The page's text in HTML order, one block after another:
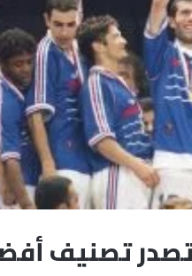
2026.. فرنسا 98 تتصدر